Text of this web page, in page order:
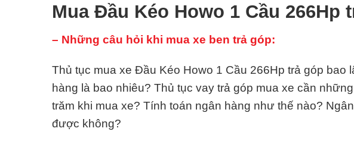
Mua Đầu Kéo Howo 1 Cầu 266Hp
– Những câu hỏi khi mua xe ben trả góp:
Thủ tục mua xe Đầu Kéo Howo 1 Cầu 266Hp trả góp bao
hàng là bao nhiêu? Thủ tục vay trả góp mua xe cần
trăm khi mua xe? Tính toán ngân hàng như thế nào?
được không?